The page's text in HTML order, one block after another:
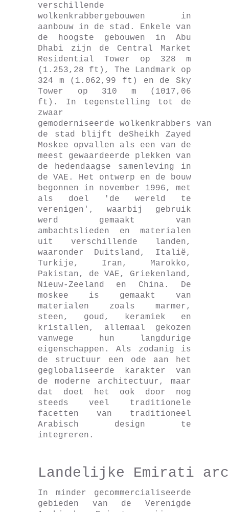
verschillende
wolkenkrabbergebouwen in
aanbouw in de stad. Enkele van
de hoogste gebouwen in Abu
Dhabi zijn de Central Market
Residential Tower op 328 m
(1.253,28 ft), The Landmark op
324 m (1.062,99 ft) en de Sky
Tower op 310 m (1017,06
ft). In tegenstelling tot de
zwaar
gemoderniseerde wolkenkrabbers van
de stad blijft deSheikh Zayed
Moskee opvallen als een van de
meest gewaardeerde plekken van
de hedendaagse samenleving in
de VAE. Het ontwerp en de bouw
begonnen in november 1996, met
als doel 'de wereld te
verenigen', waarbij gebruik
werd gemaakt van
ambachtslieden en materialen
uit verschillende landen,
waaronder Duitsland, Italië,
Turkije, Iran, Marokko,
Pakistan, de VAE, Griekenland,
Nieuw-Zeeland en China. De
moskee is gemaakt van
materialen zoals marmer,
steen, goud, keramiek en
kristallen, allemaal gekozen
vanwege hun langdurige
eigenschappen. Als zodanig is
de structuur een ode aan het
geglobaliseerde karakter van
de moderne architectuur, maar
dat doet het ook door nog
steeds veel traditionele
facetten van traditioneel
Arabisch design te
integreren.
Landelijke Emirati
In minder gecommercialiseerde
gebieden van de Verenigde